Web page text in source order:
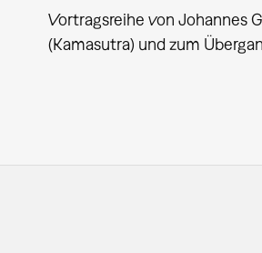
Vortragsreihe von Johannes
(Kamasutra) und zum